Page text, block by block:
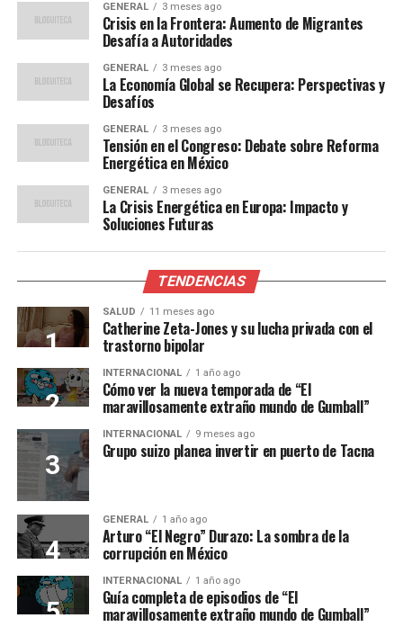
GENERAL 3 meses ago
Crisis en la Frontera: Aumento de Migrantes
Desafía a Autoridades
GENERAL 3 meses ago
La Economía Global se Recupera: Perspectivas y
Desafíos
GENERAL 3 meses ago
Tensión en el Congreso: Debate sobre Reforma
Energética en México
GENERAL 3 meses ago
La Crisis Energética en Europa: Impacto y
Soluciones Futuras
TENDENCIAS
SALUD 11 meses ago
Catherine Zeta-Jones y su lucha privada con el
trastorno bipolar
INTERNACIONAL 1 año ago
Cómo ver la nueva temporada de “El
maravillosamente extraño mundo de Gumball”
INTERNACIONAL 9 meses ago
Grupo suizo planea invertir en puerto de Tacna
GENERAL 1 año ago
Arturo “El Negro” Durazo: La sombra de la
corrupción en México
INTERNACIONAL 1 año ago
Guía completa de episodios de “El
maravillosamente extraño mundo de Gumball”